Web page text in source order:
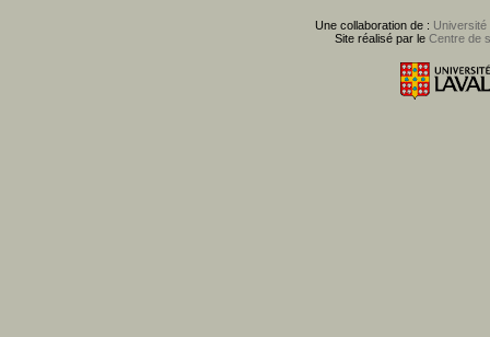
Une collaboration de : Université
Site réalisé par le Centre de